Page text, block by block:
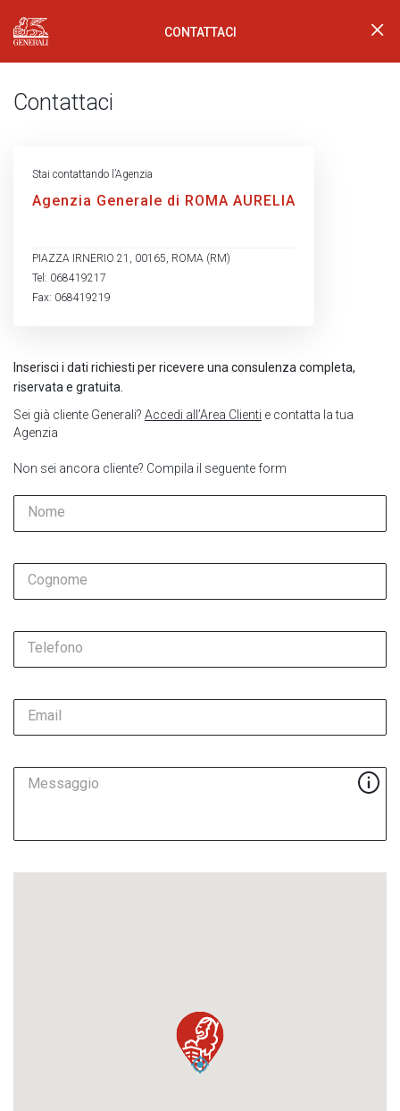
Generali Logo CONTATTACI
Contattaci
Inserisci i dati richiesti per ricevere una consulenza completa,
riservata e gratuita.
Sei già cliente Generali? Accedi all’Area Clienti e contatta la tua
Agenzia
Non sei ancora cliente? Compila il seguente form
Nome
Cognome
Telefono
Email
Messaggio
Stai contattando l’Agenzia
Agenzia Generale di ROMA AURELIA
PIAZZA IRNERIO 21, 00165, ROMA (RM)
Tel: 068419217
Fax: 068419219